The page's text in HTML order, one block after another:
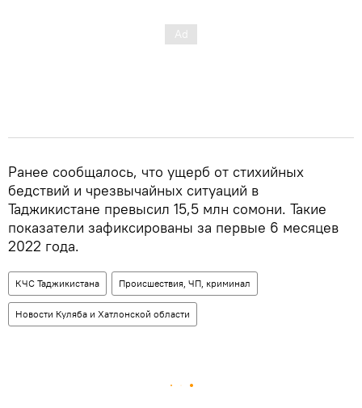
Ранее сообщалось, что ущерб от стихийных
бедствий и чрезвычайных ситуаций в
Таджикистане превысил 15,5 млн сомони. Такие
показатели зафиксированы за первые 6 месяцев
2022 года.
КЧС Таджикистана Происшествия, ЧП, криминал
Новости Куляба и Хатлонской области